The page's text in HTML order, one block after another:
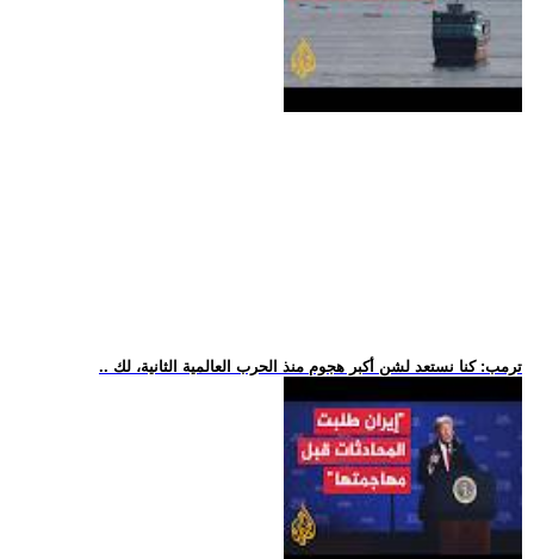
.. ترمب: كنا نستعد لشن أكبر هجوم منذ الحرب العالمية الثانية، لك